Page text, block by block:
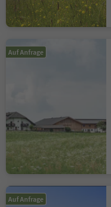
Auf Anfrage
Auf Anfrage